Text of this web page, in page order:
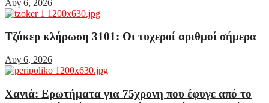
Αυγ 6, 2026
Τζόκερ κλήρωση 3101: Οι τυχεροί αριθμοί σήμερα
Αυγ 6, 2026
Χανιά: Ερωτήματα για 75χρονη που έφυγε από το